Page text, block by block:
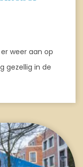
weer aan op
gezellig in de